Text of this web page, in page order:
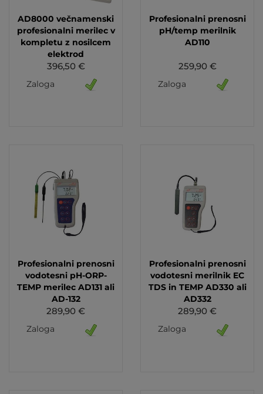
AD8000 večnamenski
profesionalni merilec v
kompletu z nosilcem
elektrod
396,50 €
Zaloga
Profesionalni prenosni
pH/temp merilnik
AD110
259,90 €
Zaloga
Profesionalni prenosni
vodotesni pH-ORP-
TEMP merilec AD131 ali
AD-132
289,90 €
Zaloga
Profesionalni prenosni
vodotesni merilnik EC
TDS in TEMP AD330 ali
AD332
289,90 €
Zaloga